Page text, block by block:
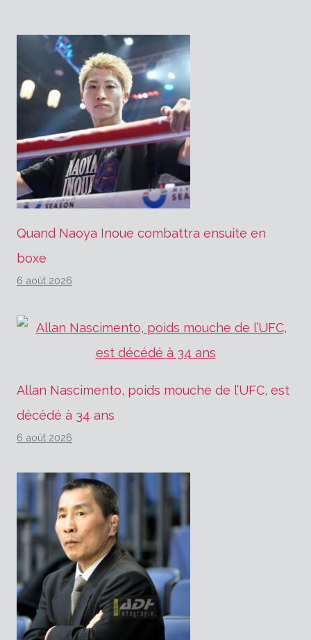
Quand Naoya Inoue combattra ensuite en
boxe
6 août 2026
Allan Nascimento, poids mouche de l’UFC, est
décédé à 34 ans
6 août 2026